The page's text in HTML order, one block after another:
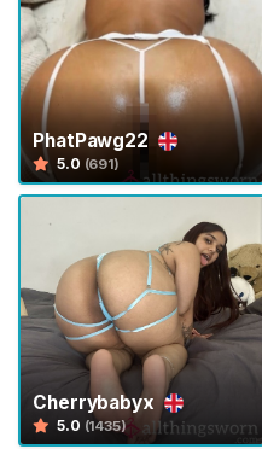
PhatPawg22
5.0 (691)
Cherrybabyx
5.0 (1435)
m
e
E
s
p
l
a
V
e
n